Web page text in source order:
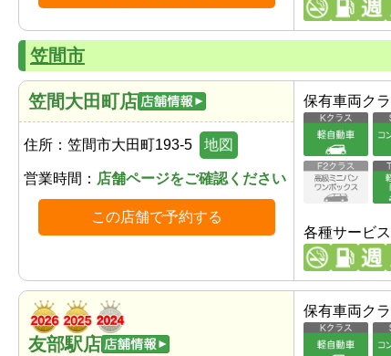
笠間市
笠間大田町店
住所： 笠間市大田町193-5 地図
営業時間： 店舗ページをご確認ください
この店舗で予約する
保有車両ク
各種サービス
友部駅店
保有車両ク